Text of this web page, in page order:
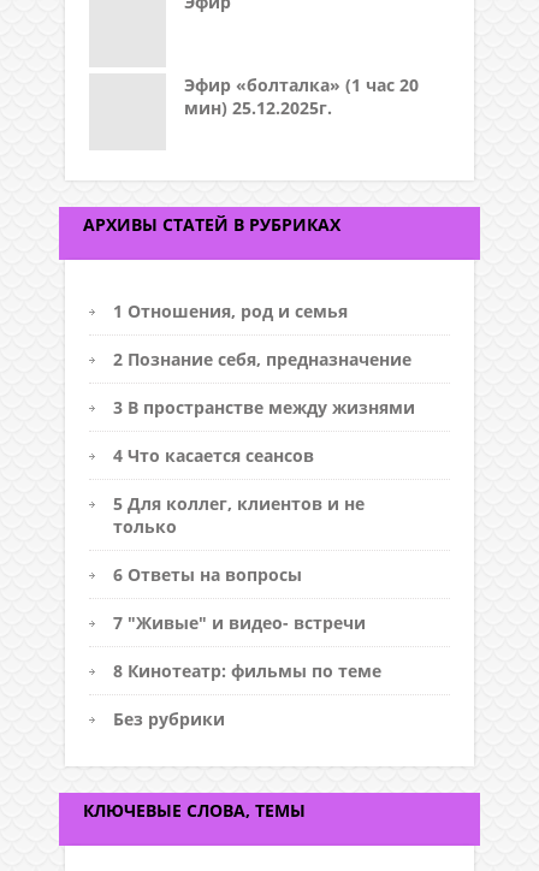
Эфир «болталка» (1 час 20
мин) 25.12.2025г.
АРХИВЫ СТАТЕЙ В РУБРИКАХ
1 Отношения, род и семья
2 Познание себя, предназначение
3 В пространстве между жизнями
4 Что касается сеансов
5 Для коллег, клиентов и не
только
6 Ответы на вопросы
7 "Живые" и видео- встречи
8 Кинотеатр: фильмы по теме
Без рубрики
КЛЮЧЕВЫЕ СЛОВА, ТЕМЫ